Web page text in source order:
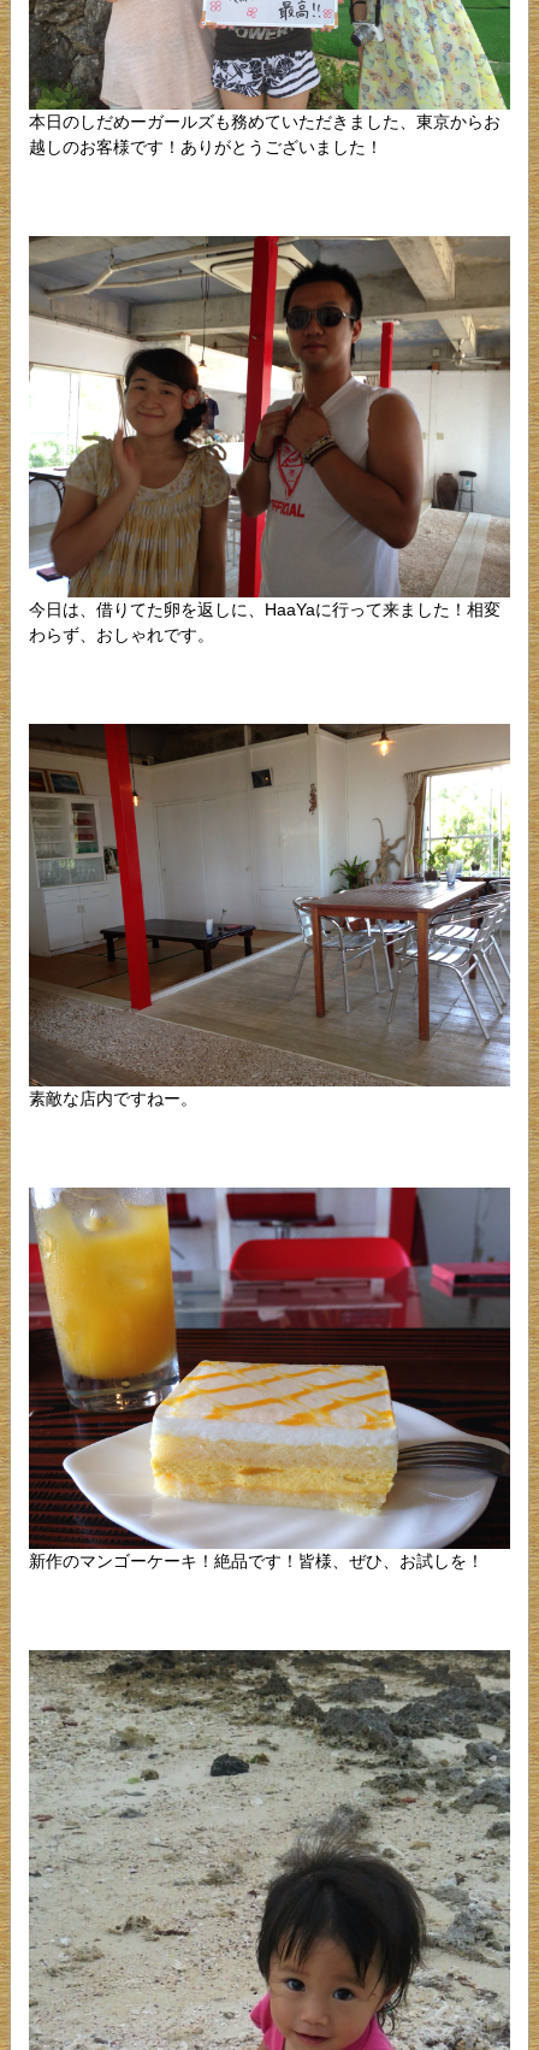
本日のしだめーガールズも務めていただきました、東京からお
越しのお客様です！ありがとうございました！
今日は、借りてた卵を返しに、HaaYaに行って来ました！相変
わらず、おしゃれです。
素敵な店内ですねー。
新作のマンゴーケーキ！絶品です！皆様、ぜひ、お試しを！